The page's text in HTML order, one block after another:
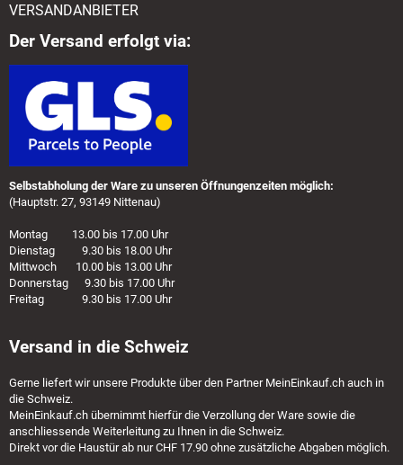
VERSANDANBIETER
Der Versand erfolgt via:
Selbstabholung der Ware zu unseren Öffnungenzeiten möglich:
(Hauptstr. 27, 93149 Nittenau)
Montag 13.00 bis 17.00 Uhr
Dienstag 9.30 bis 18.00 Uhr
Mittwoch 10.00 bis 13.00 Uhr
Donnerstag 9.30 bis 17.00 Uhr
Freitag 9.30 bis 17.00 Uhr
Versand in die Schweiz
Gerne liefert wir unsere Produkte über den Partner MeinEinkauf.ch auch in
die Schweiz.
MeinEinkauf.ch übernimmt hierfür die Verzollung der Ware sowie die
anschliessende Weiterleitung zu Ihnen in die Schweiz.
Direkt vor die Haustür ab nur CHF 17.90 ohne zusätzliche Abgaben möglich.